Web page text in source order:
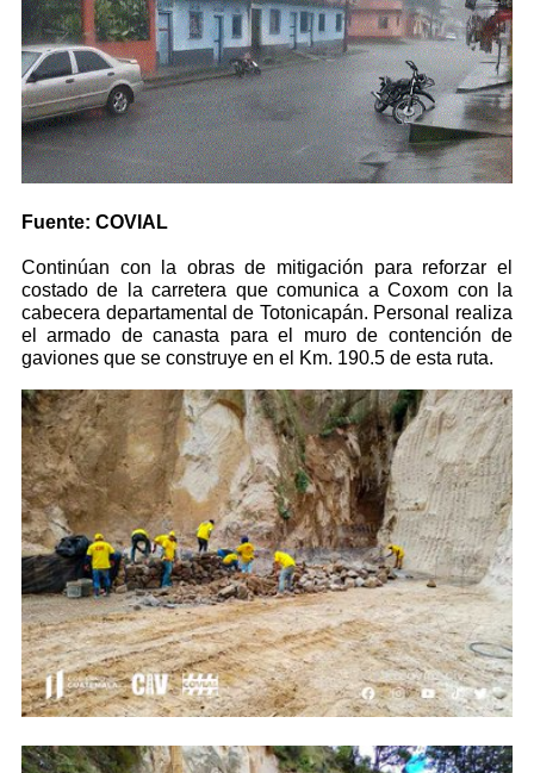
Fuente: COVIAL
Continúan con la obras de mitigación para reforzar el
costado de la carretera que comunica a Coxom con la
cabecera departamental de Totonicapán. Personal realiza
el armado de canasta para el muro de contención de
gaviones que se construye en el Km. 190.5 de esta ruta.